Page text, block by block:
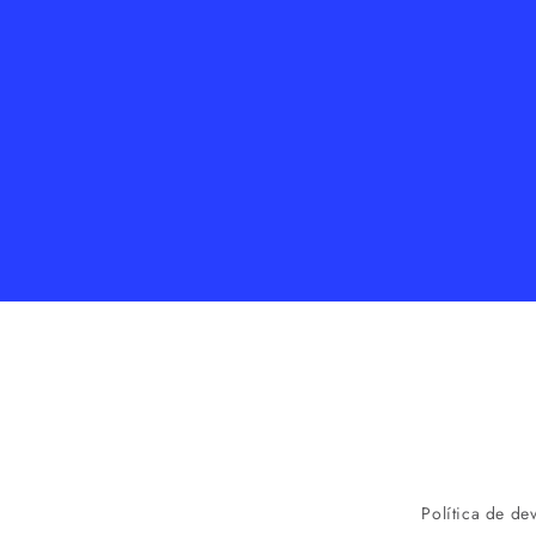
Política de